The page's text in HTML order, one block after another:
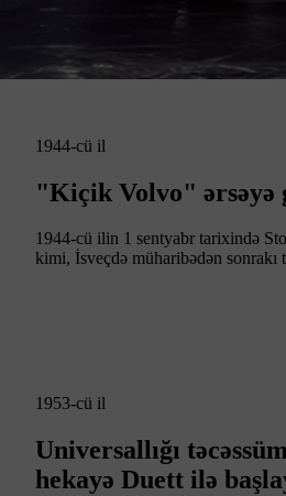
1944-cü il
"Kiçik Volvo" ərsəyə
1944-cü ilin 1 sentyabr tarixində
kimi, İsveçdə müharibədən
1953-cü il
Universallığı
hekayə Duett ilə